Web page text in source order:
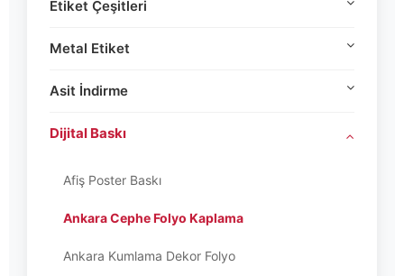
Etiket Çeşitleri
Metal Etiket
Asit İndirme
Dijital Baskı
Afiş Poster Baskı
Ankara Cephe Folyo Kaplama
Ankara Kumlama Dekor Folyo